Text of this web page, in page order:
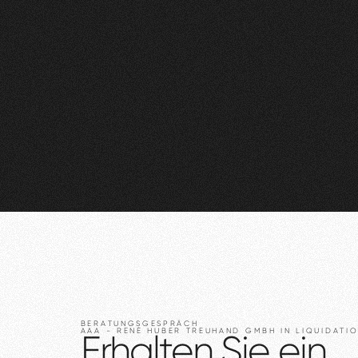
BERATUNGSGESPRÄCH
AAA
- RENÉ HUBER TREUHAND GMBH IN